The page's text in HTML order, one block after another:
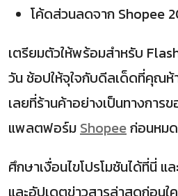
โค้ดส่วนลดจาก Shopee
เตรียมตัวให้พร้อมสำหรับ
วัน ช้อปให้จุใจกับดีลเด็ดที่คุณ
เลยที่ร้านค้าอย่างเป็นทางการ
แพลตฟอร์มShopeeก่อนหม
ศึกษาเงื่อนไขโปรโมชันได้ที่นี่ แ
และอัปเดตข่าวสารล่าสุดก่อน